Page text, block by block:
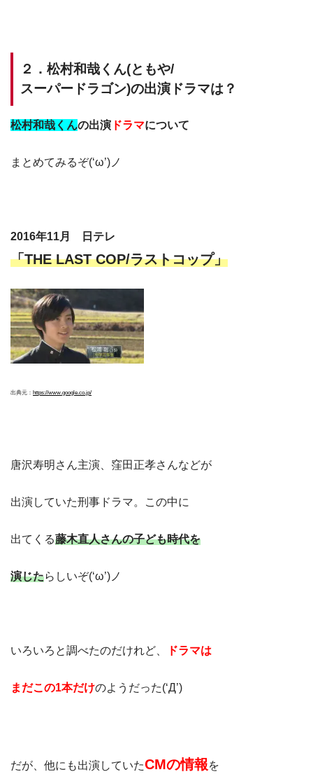
２．松村和哉くん(ともや/
スーパードラゴン)の出演ドラマは？
松村和哉くんの出演 ドラマについて
まとめてみるぞ(‘ω’)ノ
2016年11月 日テレ
「THE LAST COP/ラストコップ」
出典元： https://www.google.co.jp/
唐沢寿明さん主演、窪田正孝さんなどが
出演していた刑事ドラマ。この中に
出てくる藤木直人さんの子ども時代を
演じたらしいぞ(‘ω’)ノ
いろいろと調べたのだけれど、 ドラマは
まだこの1本だけのようだった(‘Д’)
だが、他にも出演していたCMの情報を